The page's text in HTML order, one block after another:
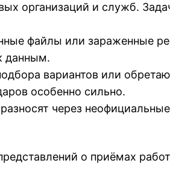
организаций и служб.
файлы или зараженные
данным.
вариантов или
особенно сильно.
через
о приёмах